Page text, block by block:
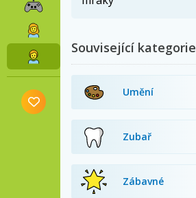
Související kategorie
Umění
Zubař
Zábavné